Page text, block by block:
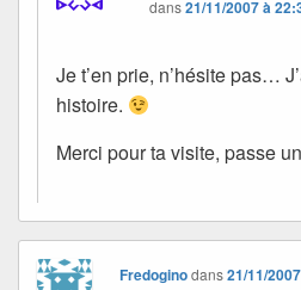
dans21/11/2007 à
Je t’en prie, n’hésite pas…
histoire.
Merci pour ta visite, passe
Fredoginodans21/11/